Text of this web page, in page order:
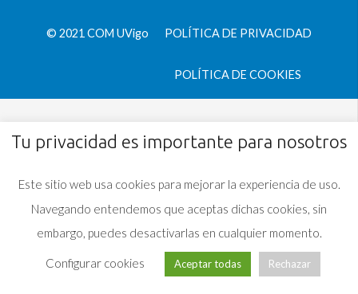
© 2021 COM UVigo POLÍTICA DE PRIVACIDAD
POLÍTICA DE COOKIES
Tu privacidad es importante para nosotros
Este sitio web usa cookies para mejorar la experiencia de uso.
Navegando entendemos que aceptas dichas cookies, sin
embargo, puedes desactivarlas en cualquier momento.
Configurar cookies Aceptar todas Rechazar